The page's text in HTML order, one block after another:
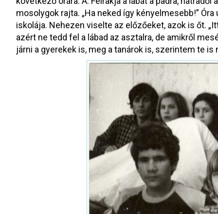
mosolygok rajta. „Ha neked így kényelmesebb!”
iskolája. Nehezen viselte az előzőeket, azok is őt.
azért ne tedd fel a lábad az asztalra, de amikről
járni a gyerekek is, meg a tanárok is, szerintem te